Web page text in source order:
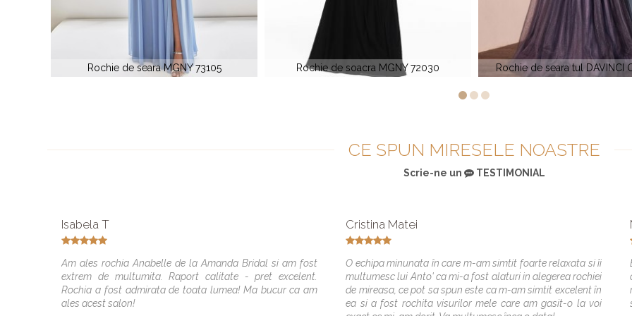
Rochie de soacra MGNY 72030 Rochie de seara tul DAVINCI CD 0938 Rochie de soacra cu capa
CE SPUN MIRESELE NOASTRE
Scrie-ne un TESTIMONIAL
Isabela T
Am ales rochia Anabelle de la Amanda Bridal si am fost
extrem de multumita. Raport calitate - pret excelent.
Rochia a fost admirata de toata lumea! Ma bucur ca am
ales acest salon!
Cristina Matei
O echipa minunata în care m-am simtit foarte relaxata si îi
multumesc lui Anto' ca mi-a fost alaturi in alegerea rochiei
de mireasa, ce pot sa spun este ca m-am simtit excelent în
ea si a fost rochita visurilor mele care am gasit-o la voi